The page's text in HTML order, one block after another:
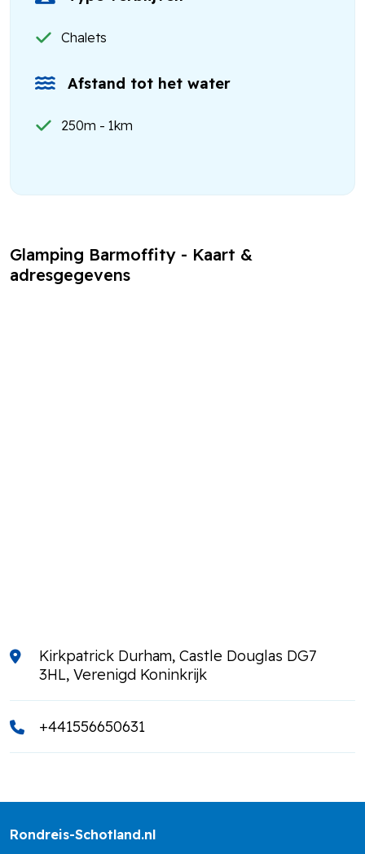
Chalets
Afstand tot het water
250m - 1km
Glamping Barmoffity - Kaart &
adresgegevens
Kirkpatrick Durham, Castle Douglas DG7
3HL, Verenigd Koninkrijk
+441556650631
Rondreis-Schotland.nl